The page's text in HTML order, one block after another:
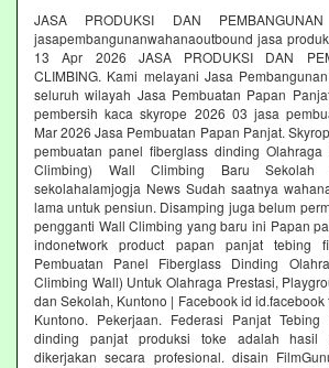
JASA PRODUKSI DAN
jasapembangunanwahanaoutbound jasa
13 Apr 2026 JASA PRODUKSI DAN
CLIMBING. Kami melayani Jasa
seluruh wilayah Jasa Pembuatan Papan
pembersih kaca skyrope 2026 03 jasa
Mar 2026 Jasa Pembuatan Papan Panjat.
pembuatan panel fiberglass dinding
Climbing) Wall Climbing Baru Sekolah
sekolahalamjogja News Sudah saatnya
lama untuk pensiun. Disamping juga belum
pengganti Wall Climbing yang baru ini Papan
indonetwork product papan panjat tebing
Pembuatan Panel Fiberglass Dinding
Climbing Wall) Untuk Olahraga Prestasi,
dan Sekolah, Kuntono | Facebook id id.facebook
Kuntono. Pekerjaan. Federasi Panjat
dinding panjat produksi toke adalah hasil
dikerjakan secara profesional. disain